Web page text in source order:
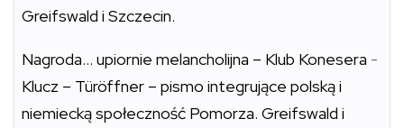
Greifswald i Szczecin.
Nagroda… upiornie melancholijna – Klub Konesera -
Klucz – Türöffner – pismo integrujące polską i
niemiecką społeczność Pomorza. Greifswald i